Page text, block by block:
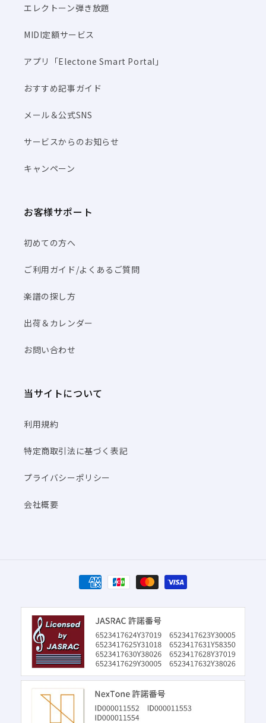
エレクトーン弾き放題
MIDI定額サービス
アプリ「Electone Smart Portal」
おすすめ記事ガイド
メール＆公式SNS
サービスからのお知らせ
キャンペーン
お客様サポート
初めての方へ
ご利用ガイド/よくあるご質問
楽譜の探し方
出荷＆カレンダー
お問い合わせ
当サイトについて
利用規約
特定商取引法に基づく表記
プライバシーポリシー
会社概要
決
済
方
法